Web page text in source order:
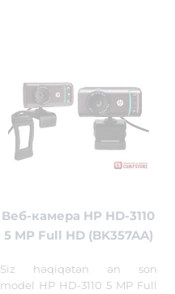
Веб-камера HP HD-3110
5 MP Full HD (BK357AA)
Siz həqiqətən ən son
model HP HD-3110 5 MP Full